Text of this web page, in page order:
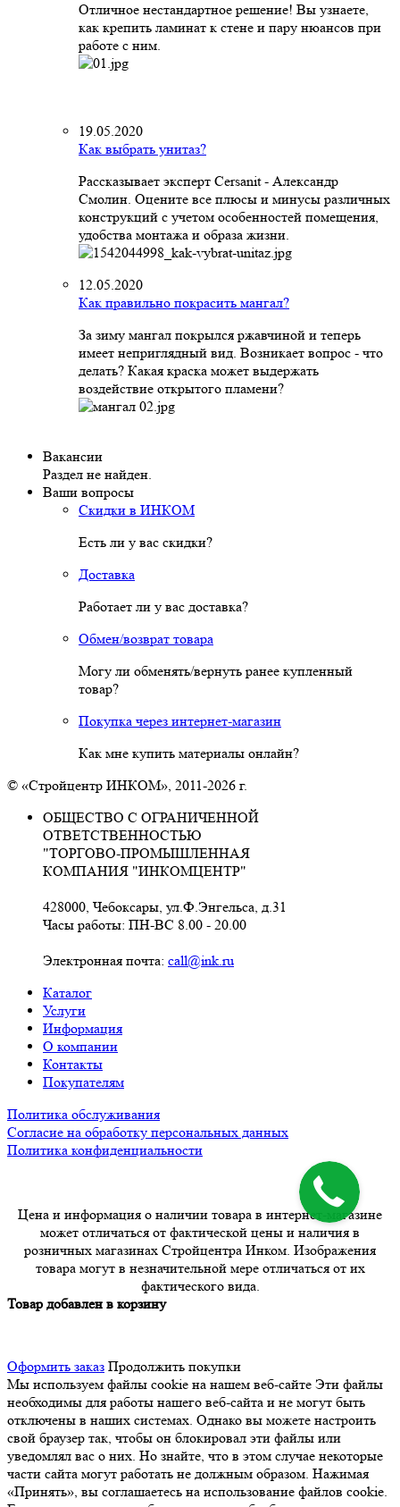
Отличное нестандартное решение! Вы узнаете,
как крепить ламинат к стене и пару нюансов при
работе с ним.
19.05.2020
Как выбрать унитаз?
Рассказывает эксперт Cersanit - Александр
Смолин. Оцените все плюсы и минусы различных
конструкций с учетом особенностей помещения,
удобства монтажа и образа жизни.
12.05.2020
Как правильно покрасить мангал?
За зиму мангал покрылся ржавчиной и теперь
имеет неприглядный вид. Возникает вопрос - что
делать? Какая краска может выдержать
воздействие открытого пламени?
Вакансии
Раздел не найден.
Ваши вопросы
Скидки в ИНКОМ
Есть ли у вас скидки?
Доставка
Работает ли у вас доставка?
Обмен/возврат товара
Могу ли обменять/вернуть ранее купленный
товар?
Покупка через интернет-магазин
Как мне купить материалы онлайн?
© «Стройцентр ИНКОМ», 2011-2026 г.
ОБЩЕСТВО С ОГРАНИЧЕННОЙ
ОТВЕТСТВЕННОСТЬЮ
"ТОРГОВО-ПРОМЫШЛЕННАЯ
КОМПАНИЯ "ИНКОМЦЕНТР"
428000, Чебоксары, ул.Ф.Энгельса, д.31
Часы работы: ПН-ВС 8.00 - 20.00
Электронная почта: call@ink.ru
Каталог
Услуги
Информация
О компании
Контакты
Покупателям
Политика обслуживания
Согласие на обработку персональных данных
Политика конфиденциальности
Цена и информация о наличии товара в интернет-магазине
может отличаться от фактической цены и наличия в
розничных магазинах Стройцентра Инком. Изображения
товара могут в незначительной мере отличаться от их
фактического вида.
Товар добавлен в корзину
Оформить заказ Продолжить покупки
Мы используем файлы cookie на нашем веб-сайте Эти файлы
необходимы для работы нашего веб-сайта и не могут быть
отключены в наших системах. Однако вы можете настроить
свой браузер так, чтобы он блокировал эти файлы или
уведомлял вас о них. Но знайте, что в этом случае некоторые
части сайта могут работать не должным образом. Нажимая
«Принять», вы соглашаетесь на использование файлов cookie.